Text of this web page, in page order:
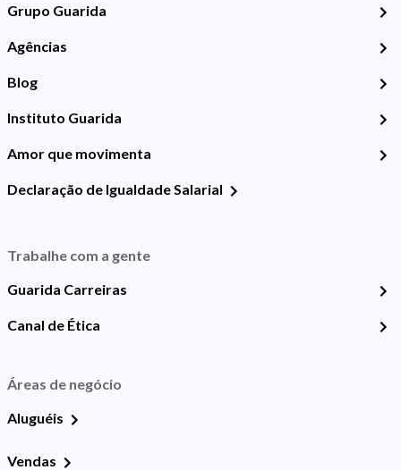
Grupo Guarida
Agências
Blog
Instituto Guarida
Amor que movimenta
Declaração de Igualdade Salarial
Trabalhe com a gente
Guarida Carreiras
Canal de Ética
Áreas de negócio
Aluguéis
Vendas